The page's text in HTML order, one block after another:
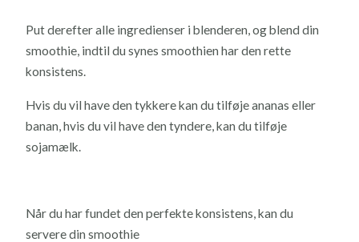
Put derefter alle ingredienser i blenderen, og blend din
smoothie, indtil du synes smoothien har den rette
konsistens.
Hvis du vil have den tykkere kan du tilføje ananas eller
banan, hvis du vil have den tyndere, kan du tilføje
sojamælk.
Når du har fundet den perfekte konsistens, kan du
servere din smoothie